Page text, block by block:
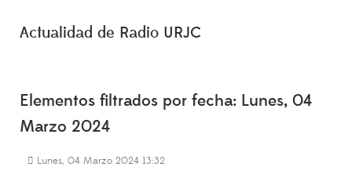
Actualidad de Radio URJC
Elementos filtrados por fecha: Lunes, 04
Marzo 2024
Lunes, 04 Marzo 2024 13:32